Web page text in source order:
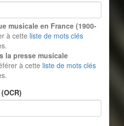
musicale en France (1900-
à cette liste de mots clés
la presse musicale
à cette liste de mots clés